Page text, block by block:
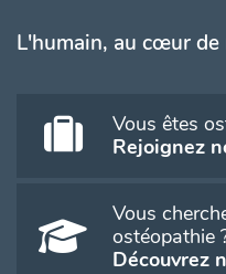
L'humain, au cœur
Vous êtes
Rejoignez
Vous
ostéopathie
Découvrez